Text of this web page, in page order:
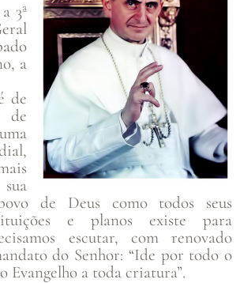
3ª
a
de
de
de Deus como todos seus
e planos existe para
escutar, com renovado
do Senhor: “Ide por todo o
Evangelho a toda criatura”.